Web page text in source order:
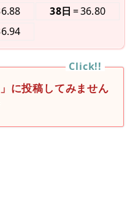
38日
36.80
に投稿してみません